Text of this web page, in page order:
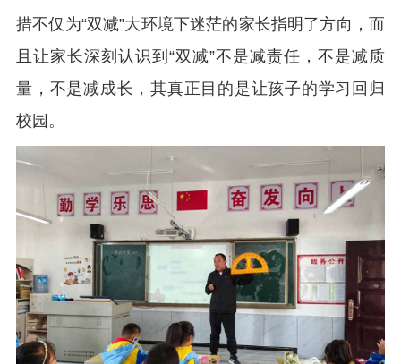
措不仅为“双减”大环境下迷茫的家长指明了方向，而
且让家长深刻认识到“双减”不是减责任，不是减质
量，不是减成长，其真正目的是让孩子的学习回归
校园。